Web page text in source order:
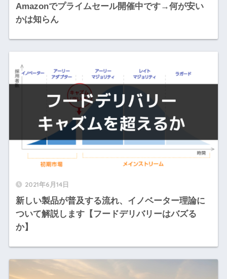
Amazonでプライムセール開催中です→何が安い
かは知らん
2021年6月14日
新しい製品が普及する流れ、イノベーター理論に
ついて解説します【フードデリバリーはバズる
か】